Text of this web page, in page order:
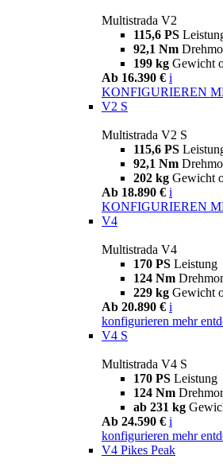
Multistrada V2
115,6 PS
92,1 Nm
199 kg Gewicht
Ab 16.390 € i
KONFIGURIEREN
V2 S
Multistrada V2 S
115,6 PS
92,1 Nm
202 kg Gewicht
Ab 18.890 € i
KONFIGURIEREN
V4
Multistrada V4
170 PS Leistung
124 Nm
229 kg Gewicht
Ab 20.890 € i
konfigurieren mehr
V4 S
Multistrada V4 S
170 PS Leistung
124 Nm
ab 231 kg
Ab 24.590 € i
konfigurieren mehr
V4 Pikes Peak